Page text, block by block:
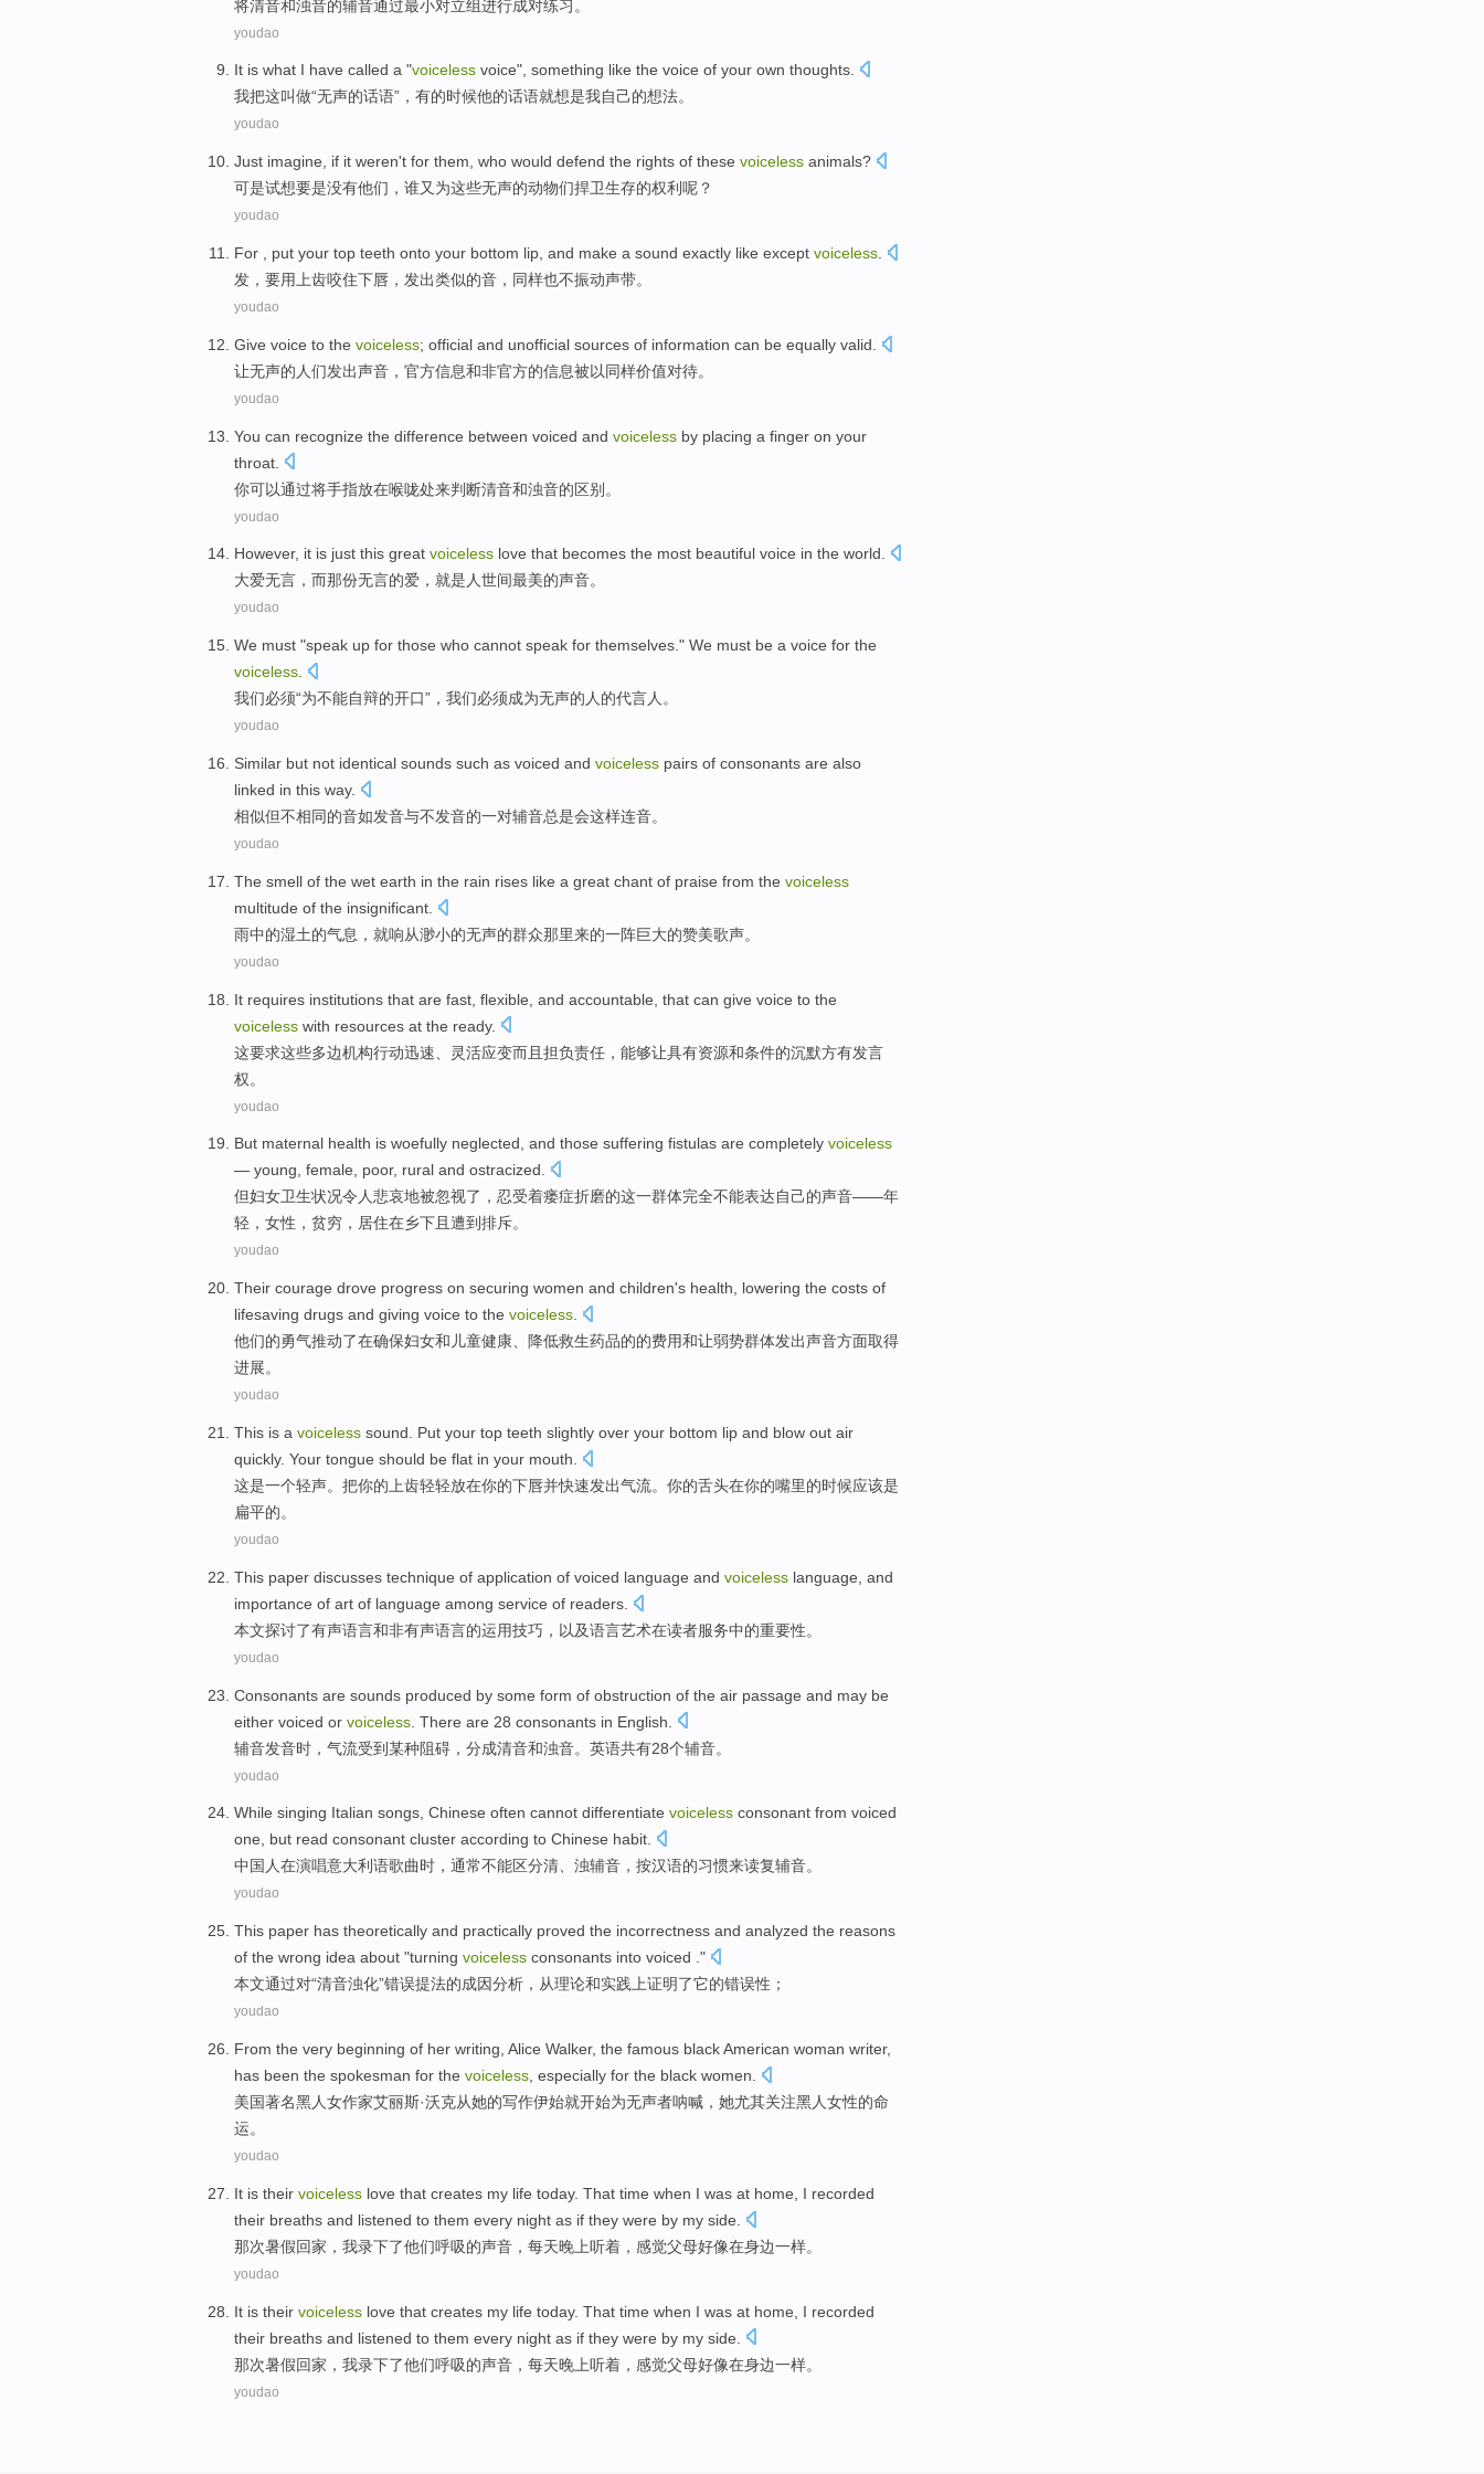
将清音和浊音的辅音通过最小对立组进行成对练习 。
youdao
It is what I have called a "voiceless voice", something like the voice of your own thoughts.
我把这叫做“无声的话语”， 有的时候他的话语就想是我自己的想法。
youdao
Just imagine if it weren't for them who would defend the rights of these voiceless animals?
可是试想要是没有他们 ， 谁又 为这些无声的动物们捍卫生存的权利 呢？
youdao
For , put your top teeth onto your bottom lip , and make a sound exactly like except voiceless
发， 要用上齿咬住下唇 ，发出类似的音 ， 同样也不振动声带。
youdao
Give voice to the voiceless; official and unofficial sources of information can be equally valid.
让无声的 人们发出声音 ， 官方信息和非官方的信息被以同样价值对待。
youdao
You can recognize the difference between voiced and voiceless by placing a finger on your
throat
你可以通过将手指放在喉咙处来判断清音和浊音的区别。
youdao
However, it is just this great voiceless love that becomes the most beautiful voice in the world.
大爱无言 ，而那份无言的爱， 就是人世间最美的声音。
youdao
We must "speak up for those who cannot speak for themselves." We must be a voice for the
voiceless
我们必须“为不能自辩的开口”，我们必须成为无声的人 的代言人 。
youdao
Similar but not identical sounds such as voiced and voiceless pairs of consonants are also
linked in this way.
相似但不相同的音如发音与不发音的一对辅音总是会这样连音。
youdao
The smell of the wet earth in the rain rises like a great chant of praise from the voiceless
multitude of the insignificant.
雨中的湿土的气息 ，就响从渺小的无声的群众那里来的一阵巨大的赞美歌声。
youdao
It requires institutions that are fast flexible and accountable that can give voice to the
voiceless with resources at the ready.
这要求这些多边机构行动迅速 灵活应变而且担负责任 ， 能够让具有资源和条件的沉默方有发言
权。
youdao
But maternal health is woefully neglected, and those suffering fistulas are completely voiceless
— young, female, poor, rural and ostracized.
但妇女卫生状况令人悲哀地被忽视了 ， 忍受着瘘症折磨的这一群体完全不能表达自己的声音——年
轻 ， 女性 ，贫穷，居住在乡下且遭到排斥。
youdao
Their courage drove progress on securing women and children's health lowering the costs of
lifesaving drugs and giving voice to the voiceless
他们的勇气推动了在确保妇女和 儿童健康 降低救生药品的的费用和让弱势群体发出声音方面取得
进展。
youdao
This is a voiceless sound. Put your top teeth slightly over your bottom lip and blow out air
quickly. Your tongue should be flat in your mouth.
这是一个轻声。 把你的 上齿轻轻放在你的下唇并快速发出气流。你的舌头在你的嘴里的时候应该是
扁平的。
youdao
This paper discusses technique of application of voiced language and voiceless language, and
importance of art of language among service of readers
本文探讨了有声语言和非有声语言的运用技巧 ， 以及语言艺术在读者服务中的重要性。
youdao
Consonants are sounds produced by some form of obstruction of the air passage and may be
either voiced or voiceless There are 28 consonants in English
辅音发音时， 气流受到某种阻碍 ， 分成清音和浊音。 英语共有28个辅音。
youdao
While singing Italian songs, Chinese often cannot differentiate voiceless consonant from voiced
one, but read consonant cluster according to Chinese habit.
中国人在演唱意大利语歌曲时， 通常不能区分清、浊辅音 ， 按汉语的习惯来读复辅音。
youdao
This paper has theoretically and practically proved the incorrectness and analyzed the reasons
of the wrong idea about "turning voiceless consonants into voiced ."
本文通过对“清音浊化”错误提法的成因分析 ，从理论和实践 上证明了它的错误性；
youdao
From the very beginning of her writing Alice Walker, the famous blackAmerican woman writer,
has been the spokesman for the voiceless especially for the black women
美国著名黑人女作家艾丽斯·沃克从她的写作伊始就开始为无声者呐喊，她尤其关注黑人女性的命
运。
youdao
It is their voiceless love that creates my life today. That time when I was at home I recorded
their breaths and listened to them every night as if they were by my side
那次暑假回家 ， 我录下了他们呼吸的声音， 每天晚上听着， 感觉父母好像在身边一样。
youdao
It is their voiceless love that creates my life today. That time when I was at home I recorded
their breaths and listened to them every night as if they were by my side
那次暑假回家 ， 我录下了他们呼吸的声音， 每天晚上听着， 感觉父母好像在身边一样。
youdao